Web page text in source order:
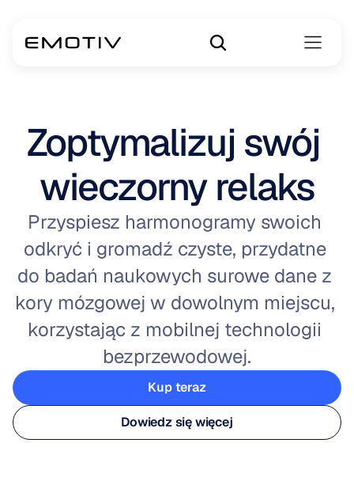
Zoptymalizuj swój
wieczorny relaks
Przyspiesz harmonogramy swoich
odkryć i gromadź czyste, przydatne
do badań naukowych surowe dane z
kory mózgowej w dowolnym miejscu,
korzystając z mobilnej technologii
bezprzewodowej.
Kup teraz
Dowiedz się więcej